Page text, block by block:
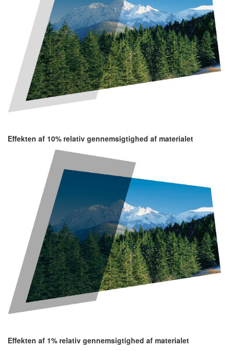
Effekten af 10% relativ gennemsigtighed af materialet
Effekten af 1% relativ gennemsigtighed af materialet